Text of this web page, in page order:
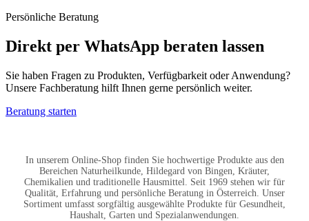
Persönliche Beratung
Direkt per WhatsApp beraten lassen
Sie haben Fragen zu Produkten, Verfügbarkeit oder Anwendung?
Unsere Fachberatung hilft Ihnen gerne persönlich weiter.
Beratung starten
In unserem Online-Shop finden Sie hochwertige Produkte aus den
Bereichen Naturheilkunde, Hildegard von Bingen, Kräuter,
Chemikalien und traditionelle Hausmittel. Seit 1969 stehen wir für
Qualität, Erfahrung und persönliche Beratung in Österreich. Unser
Sortiment umfasst sorgfältig ausgewählte Produkte für Gesundheit,
Haushalt, Garten und Spezialanwendungen.